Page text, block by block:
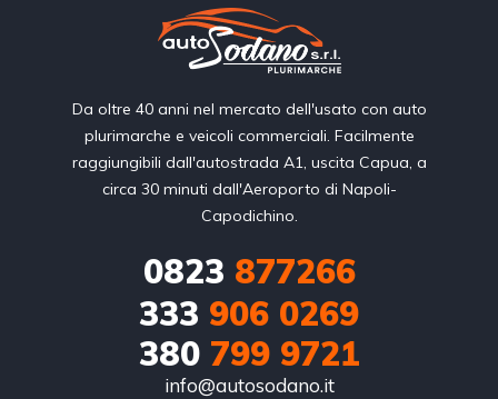
Da oltre 40 anni nel mercato dell'usato con auto
plurimarche e veicoli commerciali. Facilmente
raggiungibili dall'autostrada A1, uscita Capua, a
circa 30 minuti dall'Aeroporto di Napoli-
Capodichino.
0823 877266
333 906 0269
380799 9721
info@autosodano.it